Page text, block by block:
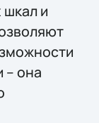
и
– она